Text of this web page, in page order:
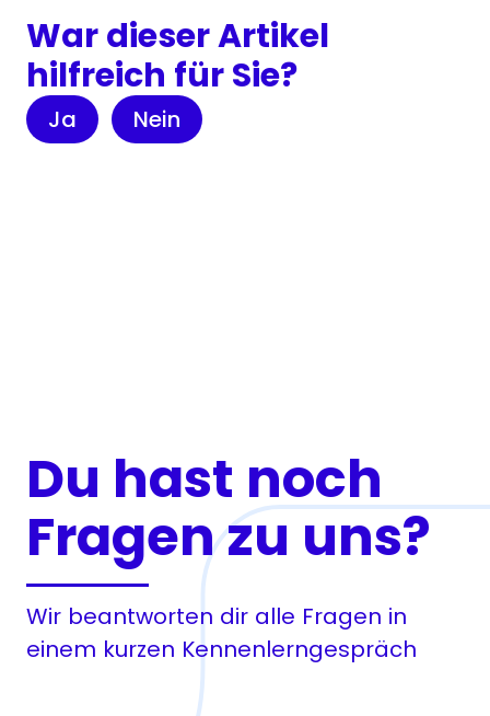
War dieser Artikel
hilfreich für Sie?
Ja Nein
Du hast noch
Fragen zu uns?
Wir beantworten dir alle Fragen in
einem kurzen Kennenlerngespräch